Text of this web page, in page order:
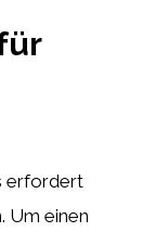
erfordert
Um einen